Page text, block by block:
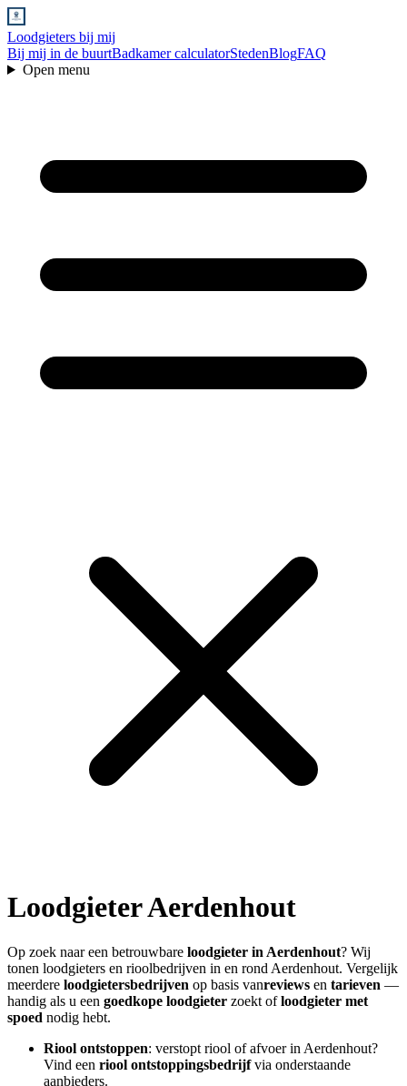
Loodgieters bij mij
Bij mij in de buurtBadkamer calculatorStedenBlogFAQ
Open menu
LoodgieterAerdenhout
Op zoek naar een betrouwbare loodgieter in Aerdenhout? Wij
tonen loodgieters en rioolbedrijven in en rond Aerdenhout. Vergelijk
meerdere loodgietersbedrijven op basis vanreviews en tarieven —
handig als u een goedkope loodgieter zoekt ofloodgieter met
spoed nodig hebt.
Riool ontstoppen: verstopt riool of afvoer in Aerdenhout?
Vind een riool ontstoppingsbedrijfvia onderstaande
aanbieders.